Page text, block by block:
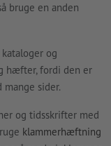
bruge en anden
og
hæfter, fordi den er
sider.
og tidsskrifter med
klammerhæftning